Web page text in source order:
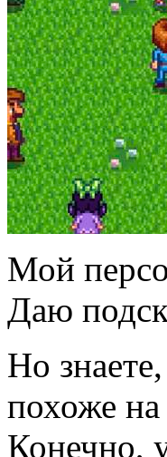
Мой
Даю
Но
похоже
Конечно,